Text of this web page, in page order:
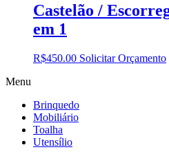
Castelão /
em 1
R$450.00 Solicitar Orçamento
Menu
Brinquedo
Mobiliário
Toalha
Utensílio